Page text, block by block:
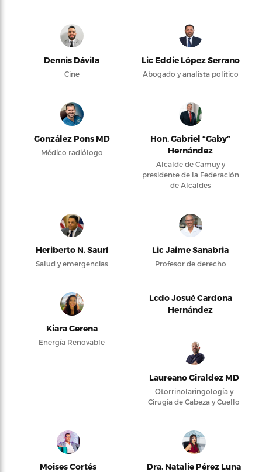
Dennis Dávila
Cine
Lic Eddie López Serrano
Abogado y analista político
González Pons MD
Médico radiólogo
Hon. Gabriel “Gaby”
Hernández
Alcalde de Camuy y
presidente de la Federación
de Alcaldes
Heriberto N. Saurí
Salud y emergencias
Lic Jaime Sanabria
Profesor de derecho
Kiara Gerena
Energía Renovable
Lcdo Josué Cardona
Hernández
Laureano Giraldez MD
Otorrinolaringología y
Cirugía de Cabeza y Cuello
Moises Cortés Dra. Natalie Pérez Luna